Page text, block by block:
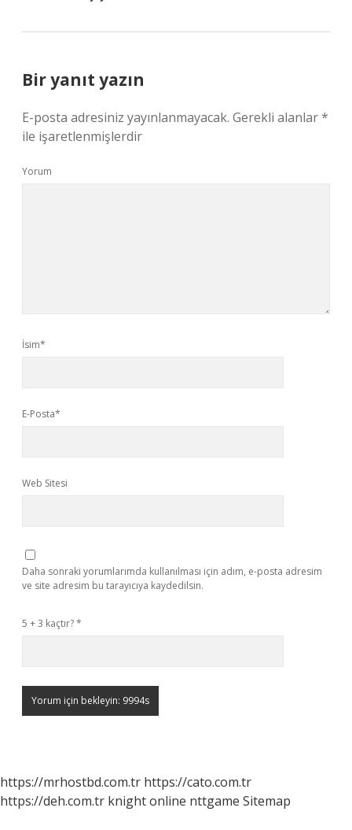
Bir yanıt yazın
E-posta adresiniz yayınlanmayacak. Gerekli alanlar*
ile işaretlenmişlerdir
Yorum
İsim*
E-Posta*
Web Sitesi
Daha sonraki yorumlarımda kullanılması için adım, e-posta adresim
ve site adresim bu tarayıcıya kaydedilsin.
5 + 3 kaçtır?*
https://mrhostbd.com.tr https://cato.com.tr
https://deh.com.tr knight online nttgame Sitemap